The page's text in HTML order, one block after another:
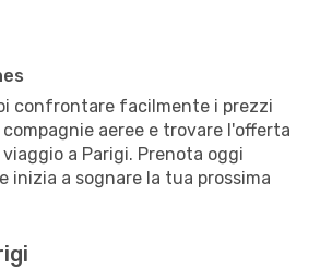
confrontare facilmente i prezzi
aeree e trovare l'offerta
a Parigi. Prenota oggi
inizia a sognare la tua prossima